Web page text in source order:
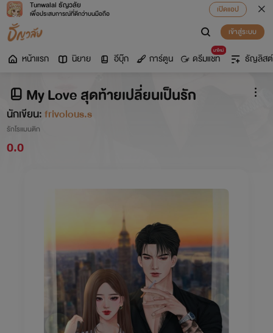
Tunwalai ธัญวลัย
เพื่อประสบการณ์ที่ดีกว่าบนมือถือ
เปิดแอป
เข้าสู่ระบบ
หน้าแรก นิยาย อีบุ๊ก การ์ตูน
มาใหม่
ดรีมแชท ธัญลิสต์
My Love สุดท้ายเปลี่ยนเป็นรัก
นักเขียน:frivolous.s
รักโรแมนติก
0.0